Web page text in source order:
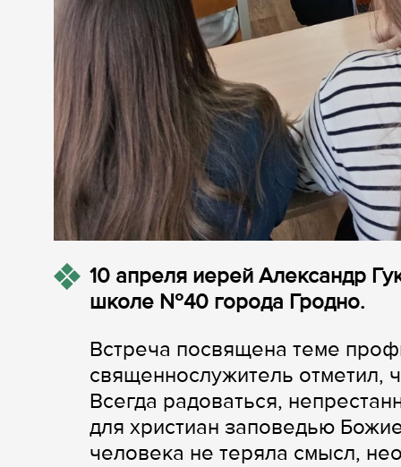
10 апреля иерей Александр
школе №40 города Гродно.
Встреча посвящена теме
священнослужитель отметил,
Всегда радоваться,
для христиан заповедью
человека не теряла смысл,